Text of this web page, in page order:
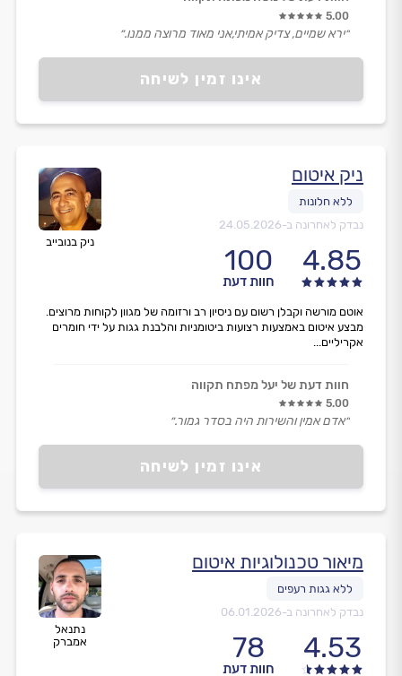
אינו זמין לשיחה
5.00
״ירא שמיים, צדיק אמיתי,אני מאוד מרוצה ממנו.״
ניק בנובייב
ניק איטום
נבדק לאחרונה ב-24.05.2026
4.85
100
חוות דעת
אינו זמין לשיחה
אוטם מורשה וקבלן רשום עם ניסיון רב ורזומה של מגוון לקוחות מרוצים.
מבצע איטום באמצעות רצועות ביטומניות והלבנת גגות על ידי חומרים
אקריליים...
חוות דעת של יעל מפתח תקווה
5.00
״אדם אמין והשירות היה בסדר גמור.״
נתנאל
אמברק
מיאור טכנולוגיות איטום
נבדק לאחרונה ב-06.01.2026
4.53
78
חוות דעת